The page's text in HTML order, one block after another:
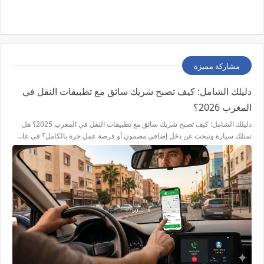
مشاركة مميزة
دليلك الشامل: كيف تصبح شريك سائق مع تطبيقات النقل في
المغرب 2026؟
دليلك الشامل: كيف تصبح شريك سائق مع تطبيقات النقل في المغرب 2025؟ هل
تمتلك سيارة وتبحث عن دخل إضافي مضمون أو فرصة عمل حرة بالكامل؟ في عا…